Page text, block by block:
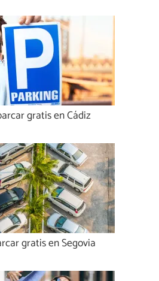
gratis en Cádiz
gratis en Segovia